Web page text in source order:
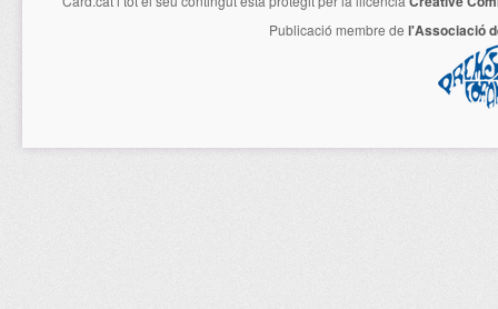
Publicació membre de l'Associació